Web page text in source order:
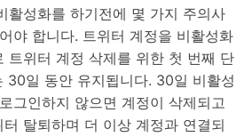
활성화를 하기전에 몇 가지 주의사
야 합니다. 트위터 계정을 비활성화
트위터 계정 삭제를 위한 첫 번째 단
30일 동안 유지됩니다. 30일 비활성
그인하지 않으면 계정이 삭제되고
탈퇴하며 더 이상 계정과 연결되